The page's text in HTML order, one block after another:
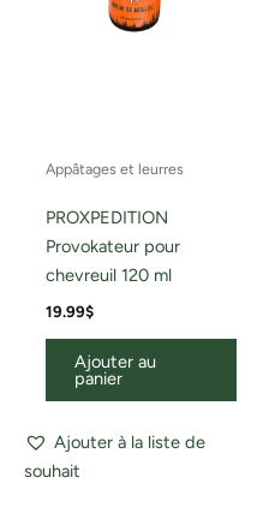
Appâtages et leurres
PROXPEDITION
Provokateur pour
chevreuil 120 ml
19.99$
Ajouter au
panier
Ajouter à la liste de
souhait